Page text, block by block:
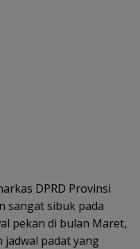
DPRD Provinsi
sangat sibuk pada
pekan di bulan Maret,
padat yang